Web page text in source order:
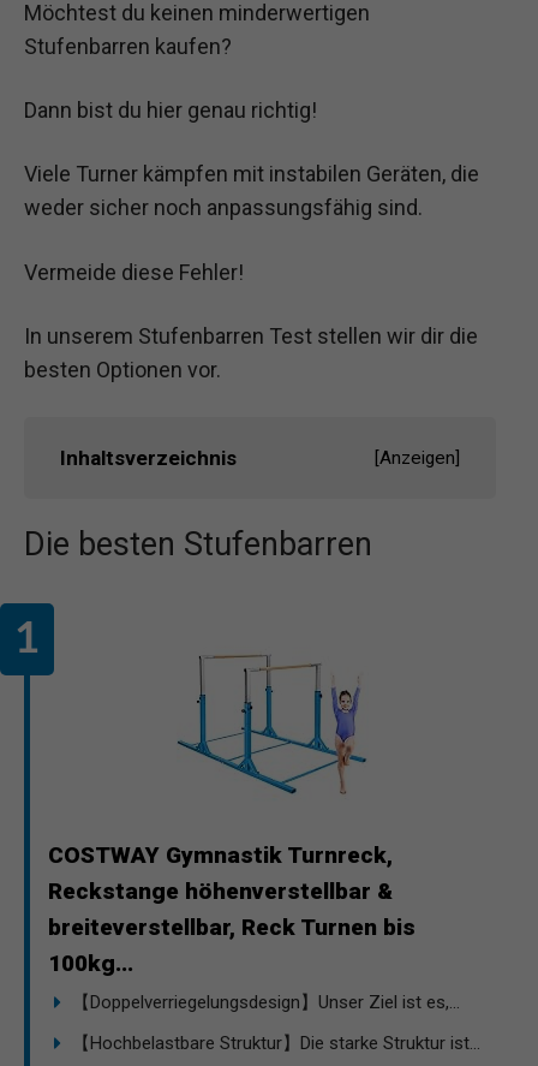
Möchtest du keinen minderwertigen
Stufenbarren kaufen?
Dann bist du hier genau richtig!
Viele Turner kämpfen mit instabilen Geräten, die
weder sicher noch anpassungsfähig sind.
Vermeide diese Fehler!
In unserem Stufenbarren Test stellen wir dir die
besten Optionen vor.
Inhaltsverzeichnis [Anzeigen]
Die besten Stufenbarren
COSTWAY Gymnastik Turnreck,
Reckstange höhenverstellbar &
breiteverstellbar, Reck Turnen bis
100kg...
【Doppelverriegelungsdesign】Unser Ziel ist es,...
【Hochbelastbare Struktur】Die starke Struktur ist...